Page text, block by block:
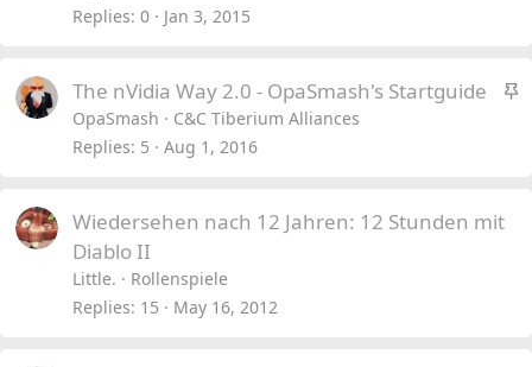
Replies 0 Jan 3, 2015
S
The nVidia Way 2.0 - OpaSmash's Startguide
OpaSmash
C&C Tiberium Alliances
Replies 5 Aug 1, 2016
Wiedersehen nach 12 Jahren: 12 Stunden mit
Diablo II
Little.
Rollenspiele
Replies 15 May 16, 2012